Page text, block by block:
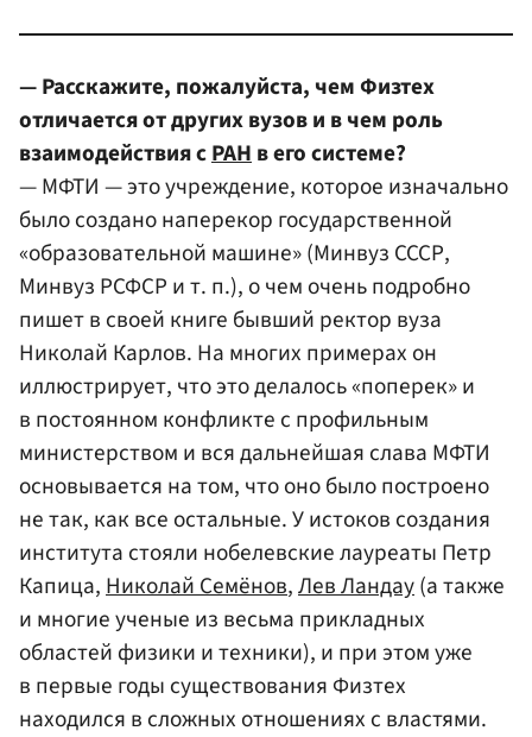
— Расскажите, пожалуйста, чем Физтех
отличается от других вузов и в чем роль
взаимодействия сРАНв его системе?
— МФТИ — это учреждение, которое изначально
было создано наперекор государственной
«образовательной машине» (Минвуз СССР,
Минвуз РСФСР и т. п.), о чем очень подробно
пишет в своей книге бывший ректор вуза
Николай Карлов. На многих примерах он
иллюстрирует, что это делалось «поперек» и
в постоянном конфликте с профильным
министерством и вся дальнейшая слава МФТИ
основывается на том, что оно было построено
не так, как все остальные. У истоков создания
института стояли нобелевские лауреаты Петр
Капица,Николай Семёнов,Лев Ландау(а также
и многие ученые из весьма прикладных
областей физики и техники), и при этом уже
в первые годы существования Физтех
находился в сложных отношениях с властями.